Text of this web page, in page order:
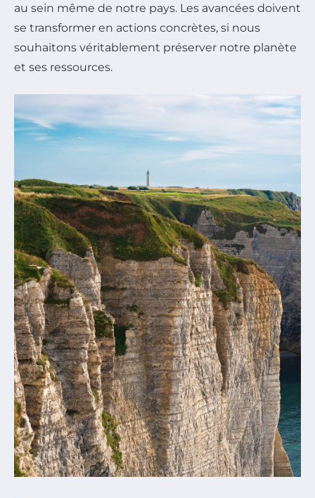
au sein même de notre pays. Les avancées doivent
se transformer en actions concrètes, si nous
souhaitons véritablement préserver notre planète
et ses ressources.